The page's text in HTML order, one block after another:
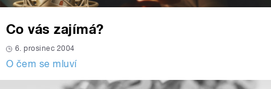
Co vás zajímá?
6. prosinec 2004
O čem se mluví